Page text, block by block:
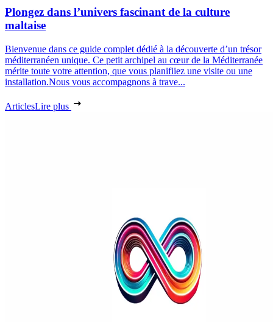
Plongez dans l’univers fascinant de la culture
maltaise
Bienvenue dans ce guide complet dédié à la découverte d’un trésor
méditerranéen unique. Ce petit archipel au cœur de la Méditerranée
mérite toute votre attention, que vous planifiiez une visite ou une
installation.Nous vous accompagnons à trave...
ArticlesLire plus